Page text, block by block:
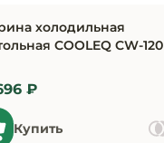
холодильная
COOLEQ CW-120
₽
Купить